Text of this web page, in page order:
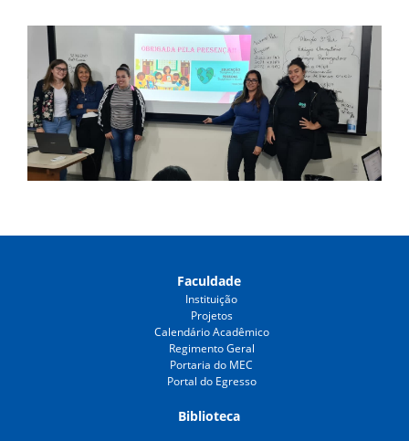
Faculdade
Instituição
Projetos
Calendário Acadêmico
Regimento Geral
Portaria do MEC
Portal do Egresso
Biblioteca